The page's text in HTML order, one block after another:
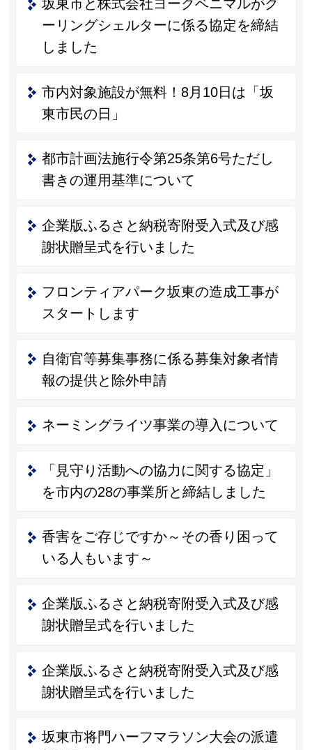
坂東市と株式会社ヨークベニマルがク
ーリングシェルターに係る協定を締結
しました
市内対象施設が無料！8月10日は「坂
東市民の日」
都市計画法施行令第25条第6号ただし
書きの運用基準について
企業版ふるさと納税寄附受入式及び感
謝状贈呈式を行いました
フロンティアパーク坂東の造成工事が
スタートします
自衛官等募集事務に係る募集対象者情
報の提供と除外申請
ネーミングライツ事業の導入について
「見守り活動への協力に関する協定」
を市内の28の事業所と締結しました
香害をご存じですか～その香り困って
いる人もいます～
企業版ふるさと納税寄附受入式及び感
謝状贈呈式を行いました
企業版ふるさと納税寄附受入式及び感
謝状贈呈式を行いました
坂東市将門ハーフマラソン大会の派遣